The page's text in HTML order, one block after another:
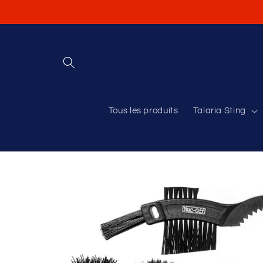
au
Tous les produits Talaria Sting